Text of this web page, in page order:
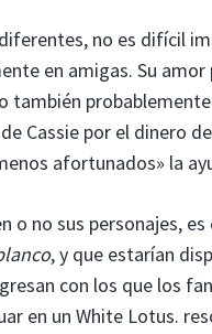
no es difícil
en amigas. Su
también
Cassie por el dinero
afortunados» la
no sus personajes,
, y que estarían
con los que los
en un White Lotus.